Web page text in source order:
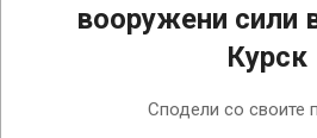
вооружени сили
Курск
Сподели со своите